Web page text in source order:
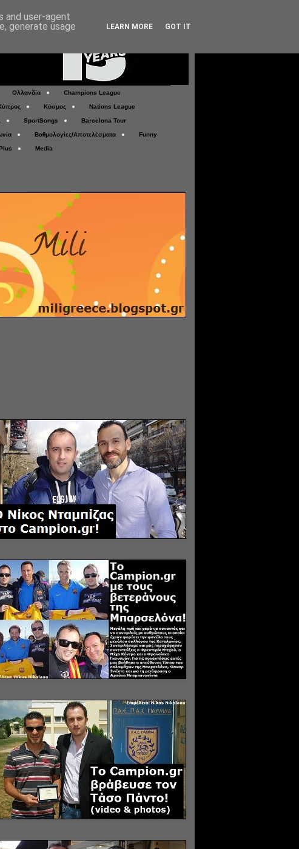
Ολλανδία Champions League
Κόσμος Nations League
SportSongs Barcelona Tour
Βαθμολογίες/Αποτελέσματα Funny
Media
and user-agent
generate usage
LEARN MORE GOT IT